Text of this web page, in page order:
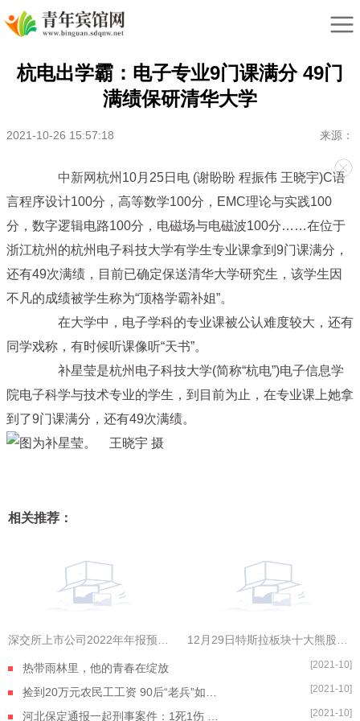
杭电出学霸：电子专业9门课满分 49门
满绩保研清华大学
2021-10-26 15:57:18 来源：
中新网杭州10月25日电 (谢盼盼 程振伟 王晓宇)C语
言程序设计100分，高等数学100分，EMC理论与实践100
分，数字逻辑电路100分，电磁场与电磁波100分……在位于
浙江杭州的杭州电子科技大学有学生专业课拿到9门课满分，
还有49次满绩，目前已确定保送清华大学研究生，该学生因
不凡的成绩被学生称为“顶格学霸补姐”。
在大学中，电子学科的专业课被公认难度较大，还有
同学戏称，有时候听课像听“天书”。
补星莹是杭州电子科技大学(简称“杭电”)电子信息学
院电子科学与技术专业的学生，到目前为止，在专业课上她拿
到了9门课满分，还有49次满绩。
相关推荐：
热带雨林里，他的青春在绽放 [2021-10]
[2021-10]
[2021-10]